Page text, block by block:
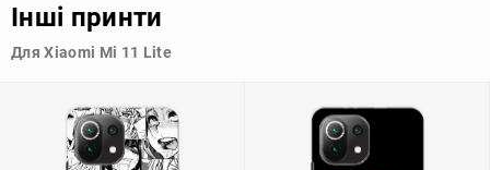
Узагалі, чохол для телефону - це дуже корисний аксесуар, який
допомагає захистити ваш пристрій, зберегти його цінність і
Інші принти
Для Xiaomi Mi 11 Lite